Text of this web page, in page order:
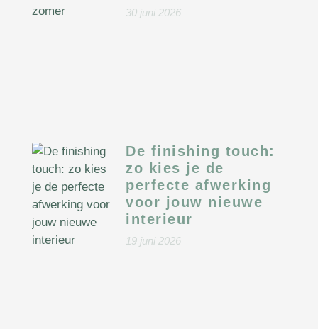
30 juni 2026
De finishing touch:
zo kies je de
perfecte afwerking
voor jouw nieuwe
interieur
19 juni 2026